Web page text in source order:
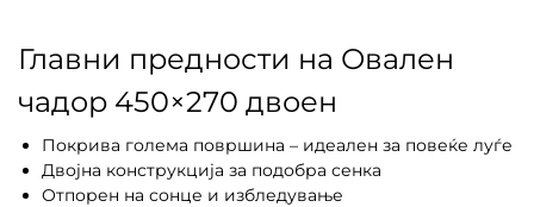
Главни предности на Овален
чадор 450×270 двоен
Покрива голема површина – идеален за повеќе луѓе
Двојна конструкција за подобра сенка
Отпорен на сонце и избледување